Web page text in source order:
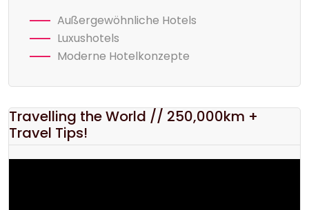
Außergewöhnliche Hotels
Luxushotels
Moderne Hotelkonzepte
Travelling the World // 250,000km +
Travel Tips!